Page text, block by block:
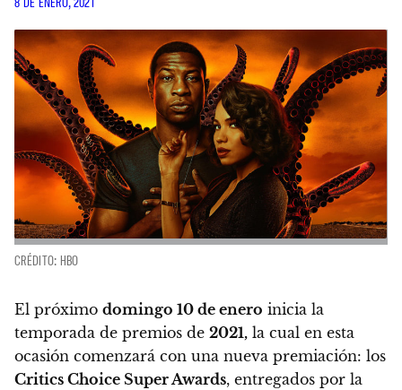
CRÉDITO: HBO
El próximo domingo 10 de enero inicia la
temporada de premios de 2021, la cual en esta
ocasión comenzará con una nueva premiación: los
Critics Choice Super Awards, entregados por la